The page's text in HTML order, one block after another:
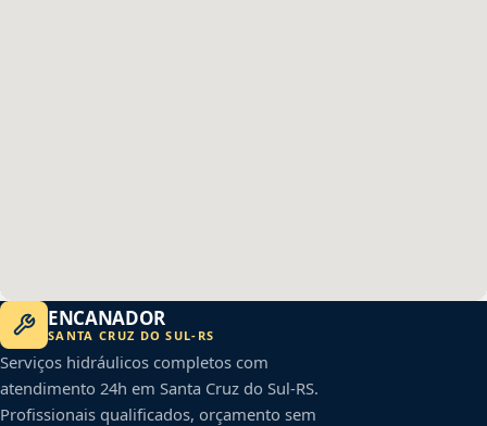
ENCANADOR
SANTA CRUZ DO SUL- RS
Serviços hidráulicos completos com
atendimento 24h em Santa Cruz do Sul-RS.
Profissionais qualificados, orçamento sem